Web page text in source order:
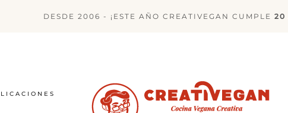
DESDE 2006 - ¡ESTE AÑO CREATIVEGAN CUMPLE 20